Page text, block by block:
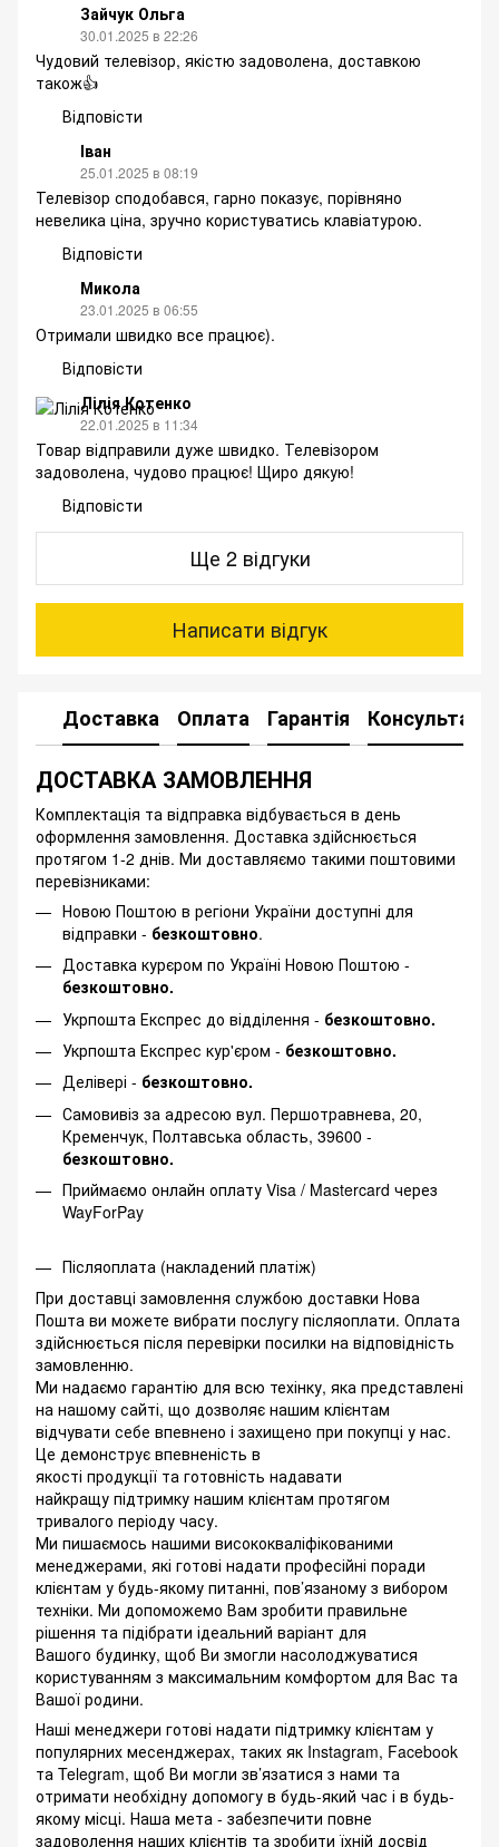
Зайчук Ольга
30.01.2025 в 22:26
Чудовий телевізор, якістю задоволена, доставкою
також👍
Відповісти
Іван
25.01.2025 в 08:19
Телевізор сподобався, гарно показує, порівняно
невелика ціна, зручно користуватись клавіатурою.
Відповісти
Микола
23.01.2025 в 06:55
Отримали швидко все працює).
Відповісти
Лілія Котенко
22.01.2025 в 11:34
Товар відправили дуже швидко. Телевізором
задоволена, чудово працює! Щиро дякую!
Відповісти
Ще 2 відгуки
Написати відгук
Доставка Оплата Гарантія Консультація
ДОСТАВКА ЗАМОВЛЕННЯ
Комплектація та відправка відбувається в день
оформлення замовлення. Доставка здійснюється
протягом 1-2 днів. Ми доставляємо такими поштовими
перевізниками:
Новою Поштою в регіони України доступні для
відправки - безкоштовно.
Доставка курєром по Україні Новою Поштою -
безкоштовно.
Укрпошта Експрес до відділення - безкоштовно.
Укрпошта Експрес кур'єром - безкоштовно.
Делівері - безкоштовно.
Самовивіз за адресою вул. Першотравнева, 20,
Кременчук, Полтавська область, 39600 -
безкоштовно.
Приймаємо онлайн оплату Visa / Mastercard через
WayForPay
Післяоплата (накладений платіж)
При доставці замовлення службою доставки Нова
Пошта ви можете вибрати послугу післяоплати. Оплата
здійснюється після перевірки посилки на відповідність
замовленню.
Ми надаємо гарантію для всю техінку, яка представлені
на нашому сайті, що дозволяє нашим клієнтам
відчувати себе впевнено і захищено при покупці у нас.
Це демонструє впевненість в
якості продукції та готовність надавати
найкращу підтримку нашим клієнтам протягом
тривалого періоду часу.
Ми пишаємось нашими висококваліфікованими
менеджерами, які готові надати професійні поради
клієнтам у будь-якому питанні, пов’язаному з вибором
техніки. Ми допоможемо Вам зробити правильне
рішення та підібрати ідеальний варіант для
Вашого будинку, щоб Ви змогли насолоджуватися
користуванням з максимальним комфортом для Вас та
Вашої родини.
Наші менеджери готові надати підтримку клієнтам у
популярних месенджерах, таких як Instagram, Facebook
та Telegram, щоб Ви могли зв’язатися з нами та
отримати необхідну допомогу в будь-який час і в будь-
якому місці. Наша мета - забезпечити повне
задоволення наших клієнтів та зробити їхній досвід